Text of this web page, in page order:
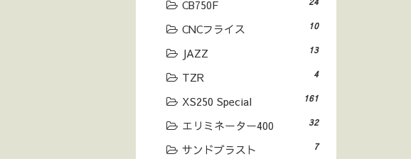
CB750F
CNCフライス 10
JAZZ 13
TZR 4
XS250 Special 161
エリミネーター400 32
サンドブラスト 7